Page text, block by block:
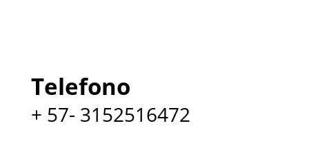
Telefono
+ 57- 3152516472